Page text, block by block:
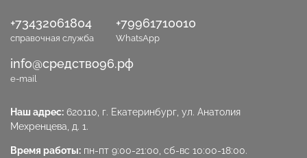
+73432061804
справочная служба
+79961710010
WhatsApp
info@средство96.рф
e-mail
Наш адрес: 620110, г. Екатеринбург, ул. Анатолия
Мехренцева, д. 1.
Время работы: пн-пт 9:00-21:00, сб-вс 10:00-18:00.